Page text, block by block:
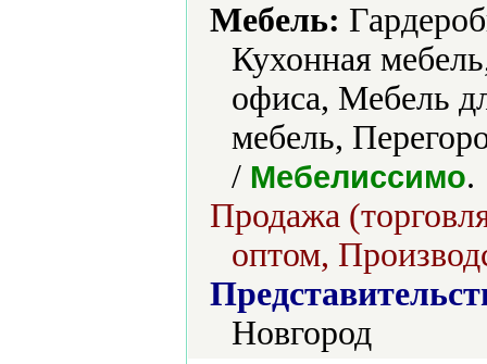
Мебель:
Кухонная
офиса, Мебель
мебель,
/ Мебелиссимо.
Продажа
оптом,
Новгород